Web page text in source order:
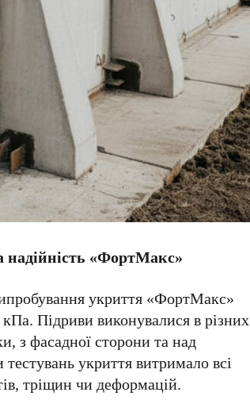
надійність «ФортМакс»
укриття «ФортМакс»
Підриви виконувалися в різних
з фасадної сторони та над
укриття витримало всі
тріщин чи деформацій.